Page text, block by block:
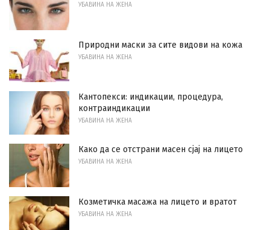
УБАВИНА НА ЖЕНА
Природни маски за сите видови на кожа
УБАВИНА НА ЖЕНА
Кантопекси: индикации, процедура,
контраиндикации
УБАВИНА НА ЖЕНА
Како да се отстрани масен сјај на лицето
УБАВИНА НА ЖЕНА
Козметичка масажа на лицето и вратот
УБАВИНА НА ЖЕНА